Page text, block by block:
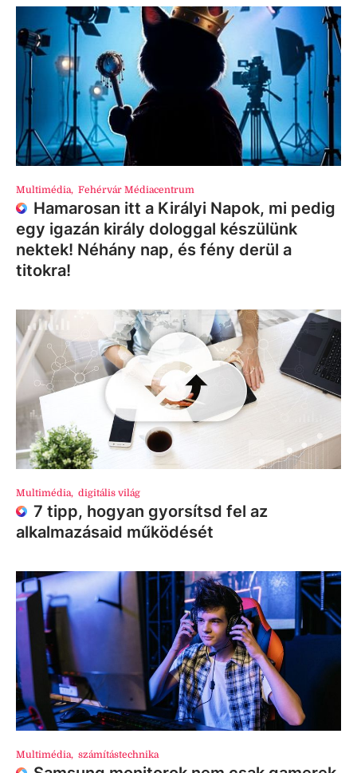
Multimédia, Fehérvár Médiacentrum
Hamarosan itt a Királyi Napok, mi pedig
egy igazán király dologgal készülünk
nektek! Néhány nap, és fény derül a
titokra!
Multimédia, digitális világ
7 tipp, hogyan gyorsítsd fel az
alkalmazásaid működését
Multimédia, számítástechnika